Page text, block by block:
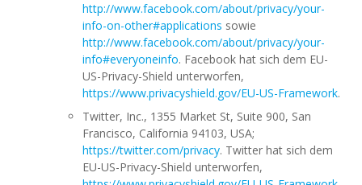
http://www.facebook.com/about/privacy/your-
info-on-other#applications sowie
http://www.facebook.com/about/privacy/your-
info#everyoneinfo. Facebook hat sich dem EU-
US-Privacy-Shield unterworfen,
https://www.privacyshield.gov/EU-US-Framework.
Twitter, Inc., 1355 Market St, Suite 900, San
Francisco, California 94103, USA;
https://twitter.com/privacy. Twitter hat sich dem
EU-US-Privacy-Shield unterworfen,